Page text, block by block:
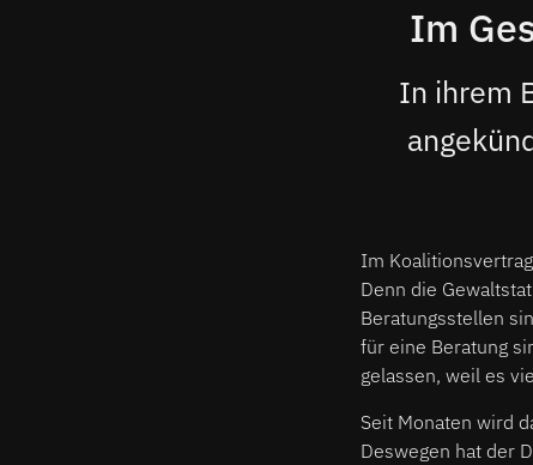
Im
In ihrem
Im
Denn die
Beratungsstellen
für eine Beratung
gelassen, weil es
Seit Monaten wird
Deswegen hat der